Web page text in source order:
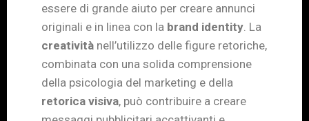
essere di grande aiuto per creare annunci
originali e in linea con la brand identity . La
creatività nell’utilizzo delle figure retoriche,
combinata con una solida comprensione
della psicologia del marketing e della
retorica visiva, può contribuire a creare